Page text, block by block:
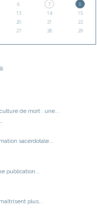
6 7
8
13 14
15
20 21
22
27 28
29
de mort : une...
sacerdotale...
publication...
plus...